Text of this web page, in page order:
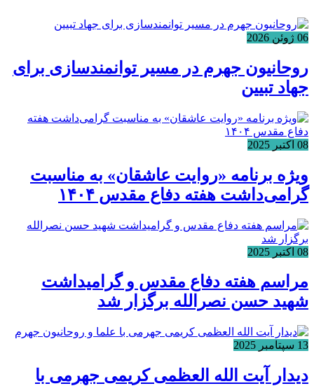
06 ژوئن 2026
روحانیون جهرم در مسیر توانمندسازی برای
جهاد تبیین
08 اکتبر 2025
ویژه برنامه «روایت عاشقان» به مناسبت
گرامی‌داشت هفته دفاع مقدس ۱۴۰۴
08 اکتبر 2025
مراسم هفته دفاع مقدس و گرامیداشت
شهید حسن نصرالله برگزار شد
13 سپتامبر 2025
دیدار آیت الله العظمی کریمی جهرمی با